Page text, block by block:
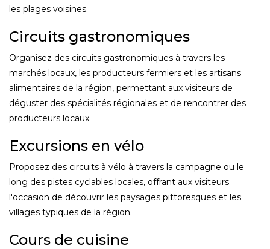
les plages voisines.
Circuits gastronomiques
Organisez des circuits gastronomiques à travers les
marchés locaux, les producteurs fermiers et les artisans
alimentaires de la région, permettant aux visiteurs de
déguster des spécialités régionales et de rencontrer des
producteurs locaux.
Excursions en vélo
Proposez des circuits à vélo à travers la campagne ou le
long des pistes cyclables locales, offrant aux visiteurs
l'occasion de découvrir les paysages pittoresques et les
villages typiques de la région.
Cours de cuisine